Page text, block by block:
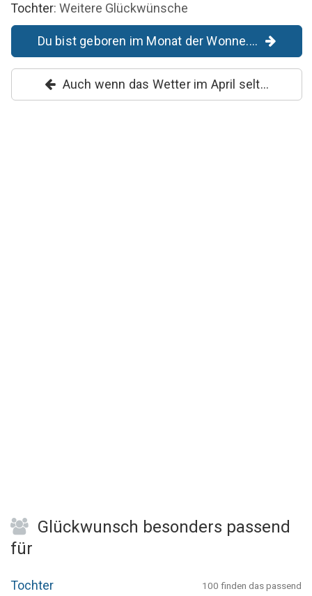
Tochter: Weitere Glückwünsche
Du bist geboren im Monat der Wonne....
Auch wenn das Wetter im April selt...
Glückwunsch besonders passend
für
Tochter 100 finden das passend